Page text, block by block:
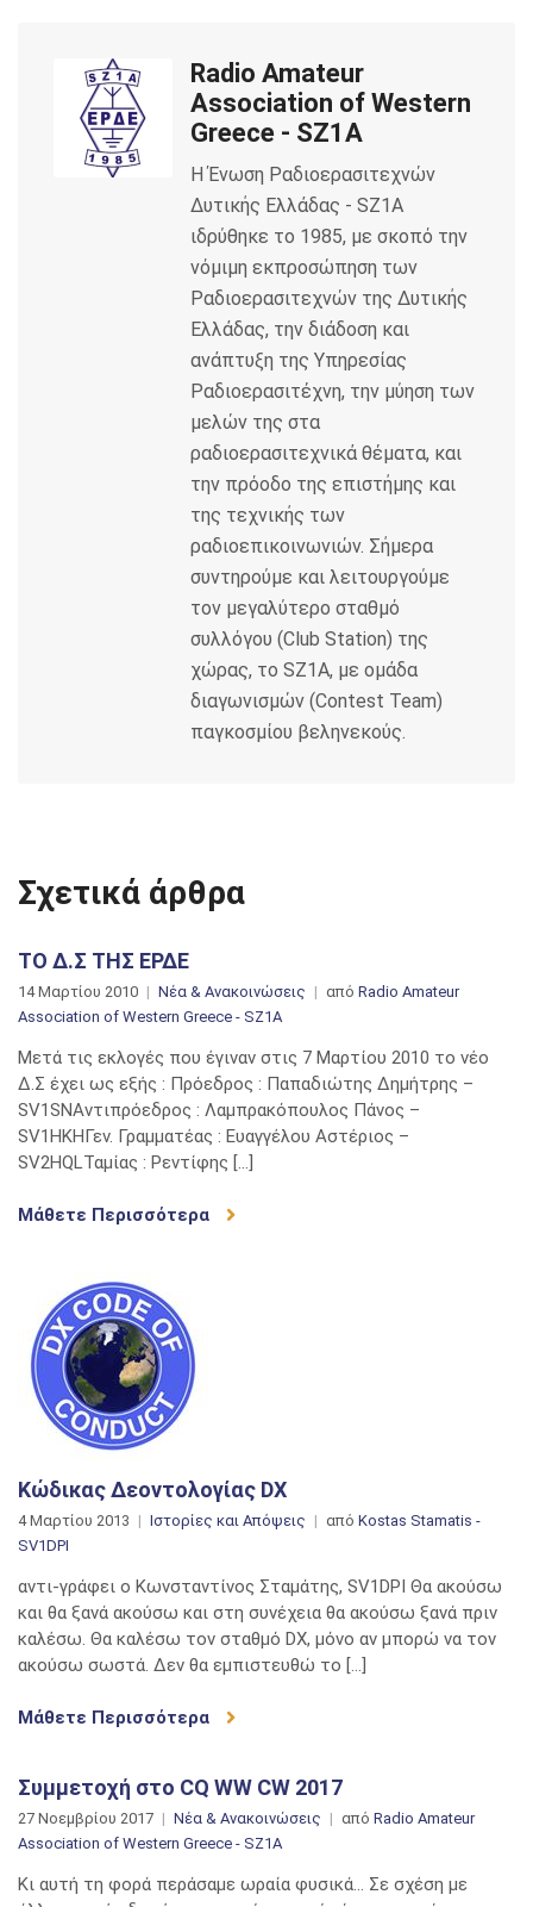
b
o
t
e
l
Radio Amateur
Association of Western
Greece - SZ1A
Η Ένωση Ραδιοερασιτεχνών
Δυτικής Ελλάδας - SZ1A
ιδρύθηκε το 1985, με σκοπό την
νόμιμη εκπροσώπηση των
Ραδιοερασιτεχνών της Δυτικής
Ελλάδας, την διάδοση και
ανάπτυξη της Υπηρεσίας
Ραδιοερασιτέχνη, την μύηση των
μελών της στα
ραδιοερασιτεχνικά θέματα, και
την πρόοδο της επιστήμης και
της τεχνικής των
ραδιοεπικοινωνιών. Σήμερα
συντηρούμε και λειτουργούμε
τον μεγαλύτερο σταθμό
συλλόγου (Club Station) της
χώρας, το SZ1A, με ομάδα
διαγωνισμών (Contest Team)
παγκοσμίου βεληνεκούς.
Σχετικά άρθρα
ΤΟ Δ.Σ ΤΗΣ ΕΡΔΕ
14 Μαρτίου 2010 Νέα & Ανακοινώσεις από Radio Amateur
Association of Western Greece - SZ1A
Μετά τις εκλογές που έγιναν στις 7 Μαρτίου 2010 το νέο
Δ.Σ έχει ως εξής : Πρόεδρος : Παπαδιώτης Δημήτρης –
SV1SNAντιπρόεδρος : Λαμπρακόπουλος Πάνος –
SV1HKHΓεν. Γραμματέας : Ευαγγέλου Αστέριος –
SV2HQLΤαμίας : Ρεντίφης […]
Μάθετε Περισσότερα
Κώδικας Δεοντολογίας DX
4 Μαρτίου 2013 Ιστορίες και Απόψεις από Kostas Stamatis -
SV1DPI
αντι-γράφει ο Κωνσταντίνος Σταμάτης, SV1DPI Θα ακούσω
και θα ξανά ακούσω και στη συνέχεια θα ακούσω ξανά πριν
καλέσω. Θα καλέσω τον σταθμό DX, μόνο αν μπορώ να τον
ακούσω σωστά. Δεν θα εμπιστευθώ το […]
Μάθετε Περισσότερα
Συμμετοχή στο CQ WW CW 2017
27 Νοεμβρίου 2017 Νέα & Ανακοινώσεις από Radio Amateur
Association of Western Greece - SZ1A
Κι αυτή τη φορά περάσαμε ωραία φυσικά… Σε σχέση με